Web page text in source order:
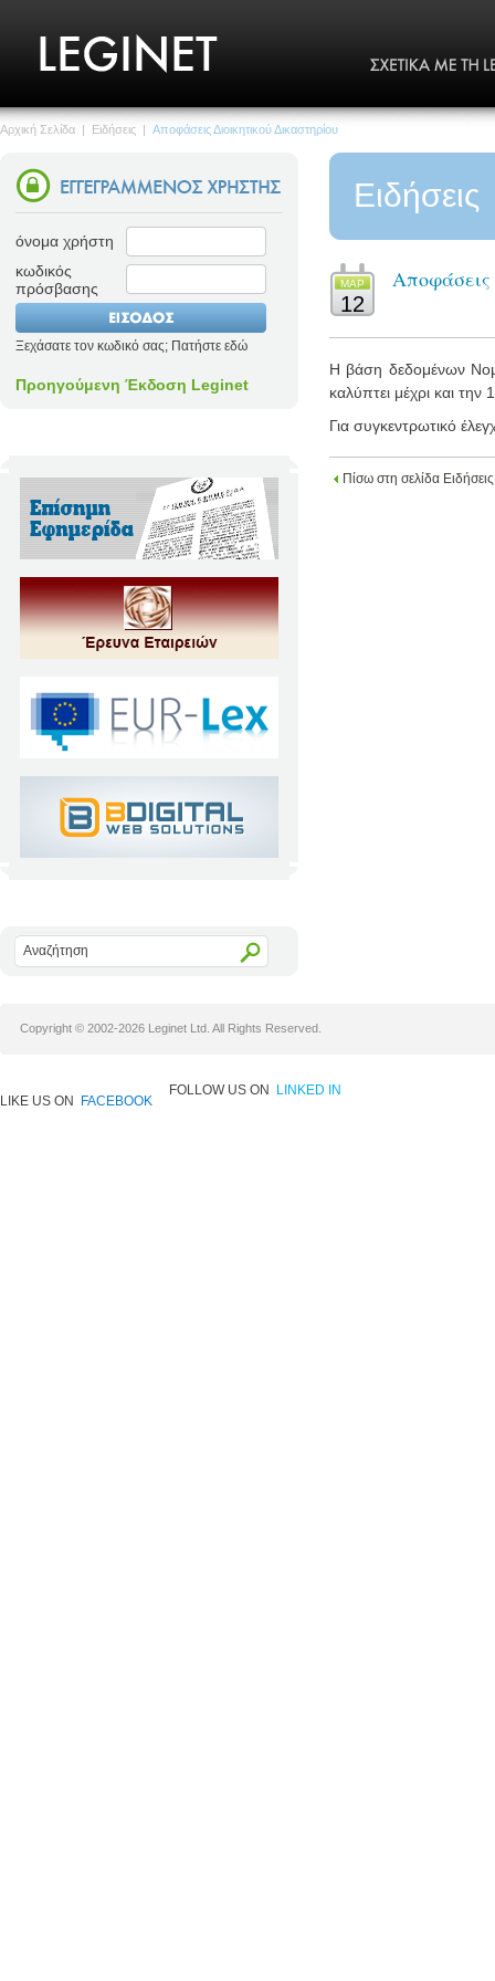
Αρχική Σελίδα | Ειδήσεις | Αποφάσεις Διοικητικού Δικαστηρίου
όνομα χρήστη
κωδικός
πρόσβασης
Ξεχάσατε τον κωδικό σας; Πατήστε εδώ
Προηγούμενη Έκδοση Leginet
Ειδήσεις
ΜΑΡ
12
Αποφάσεις
Η βάση δεδομένων
καλύπτει μέχρι και την
Για συγκεντρωτικό
Πίσω στη σελίδα Ειδήσεις
Copyright © 2002-2026 Leginet Ltd. All Rights Reserved.
LIKE US ON FACEBOOK
FOLLOW US ON LINKED IN